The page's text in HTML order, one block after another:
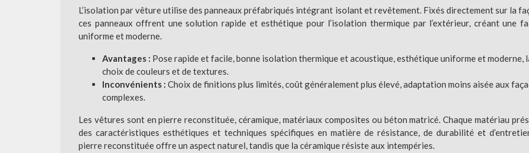
L’isolation par vêture utilise des panneaux préfabriqués intégrant isolant et revêtement. Fixés directement sur la
ces panneaux offrent une solution rapide et esthétique pour l’isolation thermique par l’extérieur, créant une
uniforme et moderne.
Avantages : Pose rapide et facile, bonne isolation thermique et acoustique, esthétique uniforme et moderne,
choix de couleurs et de textures.
Inconvénients : Choix de finitions plus limités, coût généralement plus élevé, adaptation moins aisée aux
complexes.
Les vêtures sont en pierre reconstituée, céramique, matériaux composites ou béton matricé. Chaque matériau
des caractéristiques esthétiques et techniques spécifiques en matière de résistance, de durabilité et
pierre reconstituée offre un aspect naturel, tandis que la céramique résiste aux intempéries.